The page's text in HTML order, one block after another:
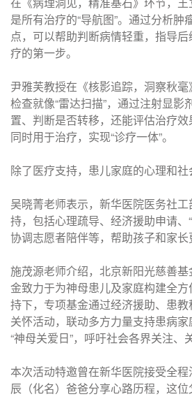
是所有治疗的“导航图”。通过分析肿
点，可以帮助判断病情轻重，指导
疗的第一步。
尹雅芙教授在《核影追踪，洞察秋
检查就像“雷达扫描”，通过注射显影
置、判断是否转移，还能评估治疗
同时用于治疗，实现“诊疗一体”。
除了医疗支持，患儿家庭的心理和社
吴晓菁老师表示，新华医院医务社
持，包括心理疏导、经济援助申请、
协调志愿者陪伴等，帮助孩子和家长
施茂源老师介绍，北京新阳光慈善基
金致力于为神母患儿及家庭构建全
持下，专项基金通过经济援助、患
关怀活动，联动多方力量支持患病
“神母关爱日”，呼吁社会各界关注、
本次活动特邀曾在新华医院接受全
辰（化名）爸爸分享心路历程，这